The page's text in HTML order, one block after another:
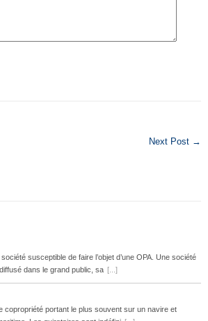
Next Post →
susceptible de faire l’objet d’une OPA. Une société
dans le grand public, sa [...]
copropriété portant le plus souvent sur un navire et